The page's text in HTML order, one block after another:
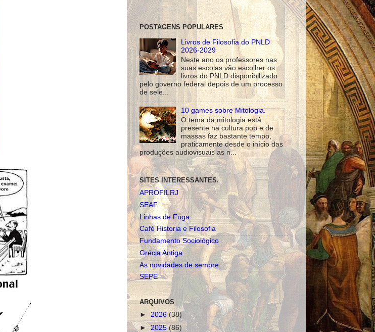
POSTAGENS POPULARES
Livros de Filosofia do PNLD
2026-2029
Neste ano os professores nas
suas escolas vão escolher os
livros do PNLD disponibilizado
pelo governo federal depois de um processo
de sele...
10 games sobre Mitologia.
O tema da mitologia está
presente na cultura pop e de
massas faz bastante tempo,
praticamente desde o início das
produções audiovisuais as n...
SITES INTERESSANTES.
APROFILRJ
SEAF
Linhas de Fuga
Café Historia e Filosofia
Fundamento Sociológico
Grécia Antiga
As novidades de sempre
SEPE
ARQUIVOS
► 2026 (38)
►2025(86)